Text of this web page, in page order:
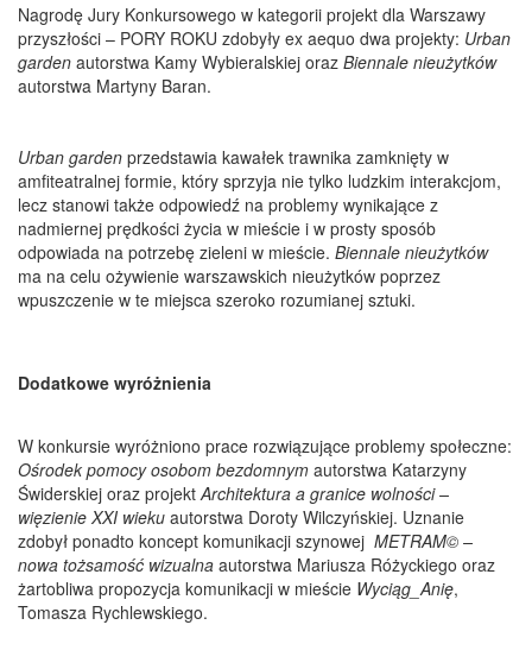
Nagrodę Jury Konkursowego w kategorii projekt dla Warszawy
przyszłości – PORY ROKU zdobyły ex aequo dwa projekty: Urban
garden autorstwa Kamy Wybieralskiej oraz Biennale nieużytków
autorstwa Martyny Baran.
Urban garden przedstawia kawałek trawnika zamknięty w
amfiteatralnej formie, który sprzyja nie tylko ludzkim interakcjom,
lecz stanowi także odpowiedź na problemy wynikające z
nadmiernej prędkości życia w mieście i w prosty sposób
odpowiada na potrzebę zieleni w mieście. Biennale nieużytków
ma na celu ożywienie warszawskich nieużytków poprzez
wpuszczenie w te miejsca szeroko rozumianej sztuki.
Dodatkowe wyróżnienia
W konkursie wyróżniono prace rozwiązujące problemy społeczne:
Ośrodek pomocy osobom bezdomnym autorstwa Katarzyny
Świderskiej oraz projekt Architektura a granice wolności –
więzienie XXI wieku autorstwa Doroty Wilczyńskiej. Uznanie
zdobył ponadto koncept komunikacji szynowej METRAM© –
nowa tożsamość wizualna autorstwa Mariusza Różyckiego oraz
żartobliwa propozycja komunikacji w mieście Wyciąg_Anię,
Tomasza Rychlewskiego.